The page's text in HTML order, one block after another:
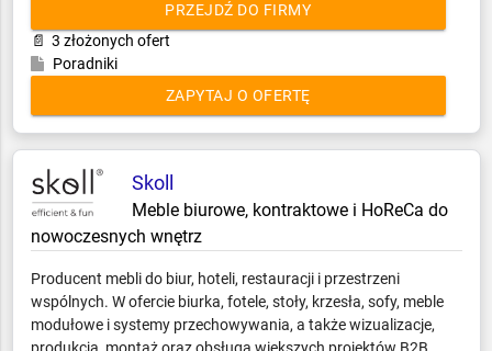
PRZEJDŹ DO FIRMY
📄 3 złożonych ofert
Poradniki
ZAPYTAJ O OFERTĘ
Skoll
Meble biurowe, kontraktowe i HoReCa do
nowoczesnych wnętrz
Producent mebli do biur, hoteli, restauracji i przestrzeni
wspólnych. W ofercie biurka, fotele, stoły, krzesła, sofy, meble
modułowe i systemy przechowywania, a także wizualizacje,